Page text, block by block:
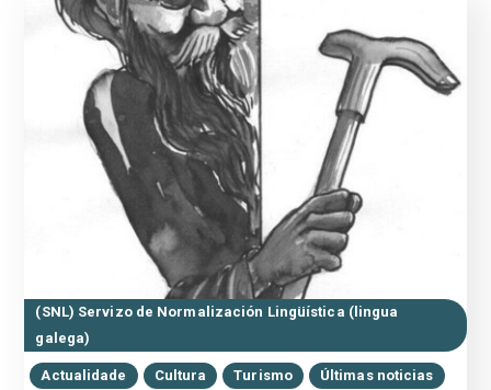
(SNL) Servizo de Normalización Lingüística (lingua
galega)
Actualidade Cultura Turismo Últimas noticias